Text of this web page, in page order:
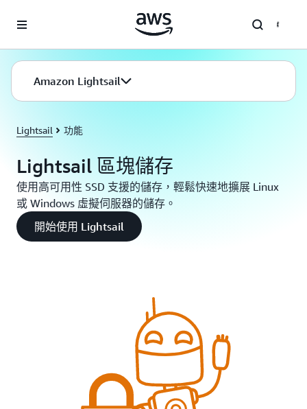
Amazon Lightsail
Lightsail 功能
Lightsail 區塊儲存
使用高可用性 SSD 支援的儲存，輕鬆快速地擴展 Linux
或 Windows 虛擬伺服器的儲存。
開始使用 Lightsail